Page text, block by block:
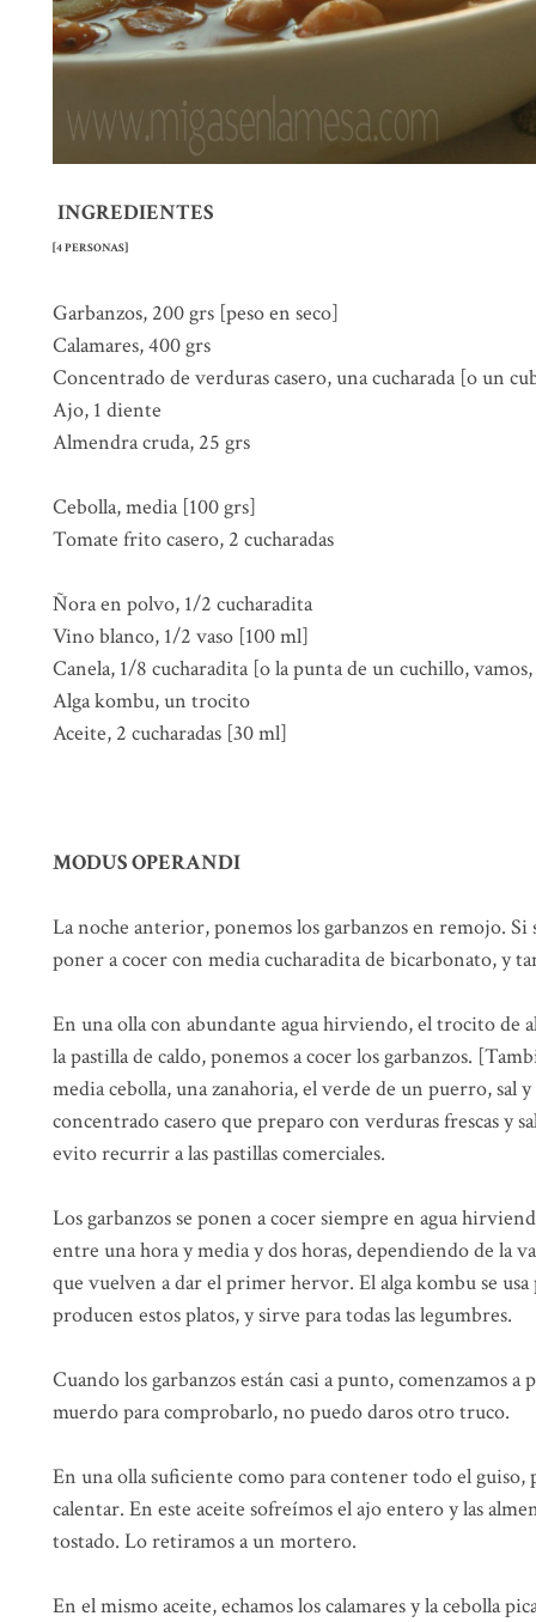
INGREDIENTES
[4 PERSONAS]
Garbanzos, 200 grs [peso en seco]
Calamares, 400 grs
Concentrado de verduras casero, una cucharada [o un
Ajo, 1 diente
Almendra cruda, 25 grs
Cebolla, media [100 grs]
Tomate frito casero, 2 cucharadas
Ñora en polvo, 1/2 cucharadita
Vino blanco, 1/2 vaso [100 ml]
Canela, 1/8 cucharadita [o la punta de un cuchillo,
Alga kombu, un trocito
Aceite, 2 cucharadas [30 ml]
MODUS OPERANDI
La noche anterior, ponemos los garbanzos en remojo. Si
poner a cocer con media cucharadita de bicarbonato, y
En una olla con abundante agua hirviendo, el trocito de
la pastilla de caldo, ponemos a cocer los garbanzos.
media cebolla, una zanahoria, el verde de un puerro, sal
concentrado casero que preparo con verduras frescas y
evito recurrir a las pastillas comerciales.
Los garbanzos se ponen a cocer siempre en agua
entre una hora y media y dos horas, dependiendo de la
que vuelven a dar el primer hervor. El alga kombu se usa
producen estos platos, y sirve para todas las legumbres.
Cuando los garbanzos están casi a punto, comenzamos
muerdo para comprobarlo, no puedo daros otro truco.
En una olla suficiente como para contener todo el guiso,
calentar. En este aceite sofreímos el ajo entero y las
tostado. Lo retiramos a un mortero.
En el mismo aceite, echamos los calamares y la cebolla